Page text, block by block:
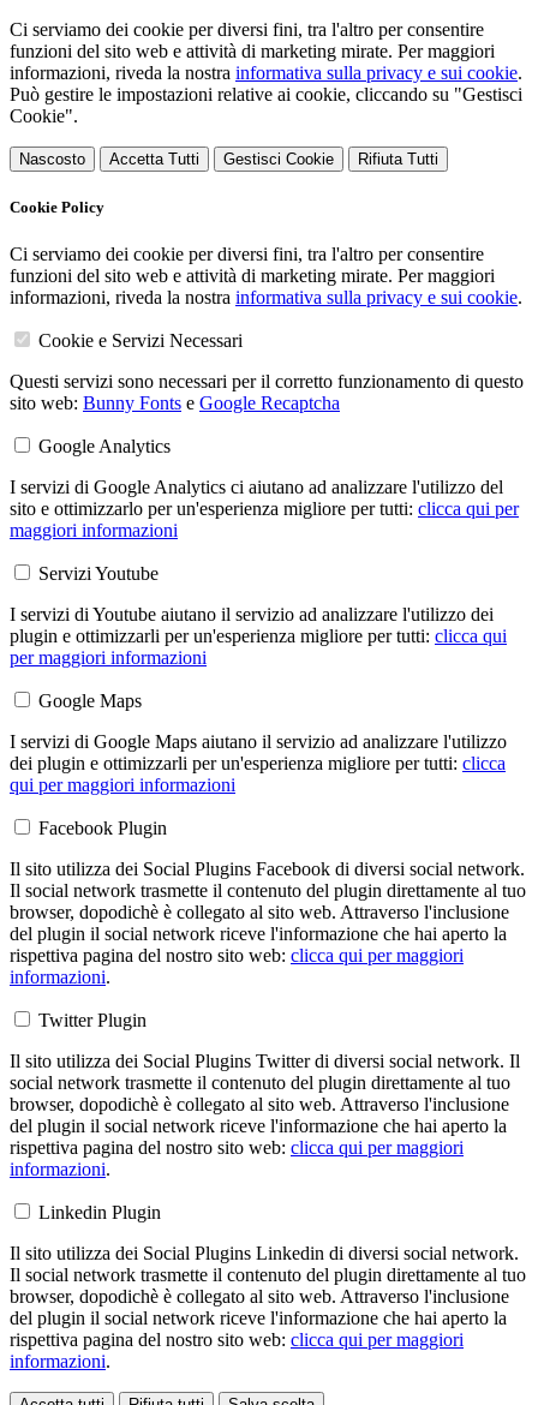
Ci serviamo dei cookie per diversi fini, tra l'altro per consentire
funzioni del sito web e attività di marketing mirate. Per maggiori
informazioni, riveda la nostra informativa sulla privacy e sui cookie.
Può gestire le impostazioni relative ai cookie, cliccando su "Gestisci
Cookie".
Nascosto Accetta Tutti Gestisci Cookie Rifiuta Tutti
Cookie Policy
Ci serviamo dei cookie per diversi fini, tra l'altro per consentire
funzioni del sito web e attività di marketing mirate. Per maggiori
informazioni, riveda la nostra informativa sulla privacy e sui cookie.
Cookie e Servizi Necessari
Questi servizi sono necessari per il corretto funzionamento di questo
sito web: Bunny Fonts e Google Recaptcha
Google Analytics
I servizi di Google Analytics ci aiutano ad analizzare l'utilizzo del
sito e ottimizzarlo per un'esperienza migliore per tutti: clicca qui per
maggiori informazioni
Servizi Youtube
I servizi di Youtube aiutano il servizio ad analizzare l'utilizzo dei
plugin e ottimizzarli per un'esperienza migliore per tutti: clicca qui
per maggiori informazioni
Google Maps
I servizi di Google Maps aiutano il servizio ad analizzare l'utilizzo
dei plugin e ottimizzarli per un'esperienza migliore per tutti: clicca
qui per maggiori informazioni
Facebook Plugin
Il sito utilizza dei Social Plugins Facebook di diversi social network.
Il social network trasmette il contenuto del plugin direttamente al tuo
browser, dopodichè è collegato al sito web. Attraverso l'inclusione
del plugin il social network riceve l'informazione che hai aperto la
rispettiva pagina del nostro sito web: clicca qui per maggiori
informazioni.
Twitter Plugin
Il sito utilizza dei Social Plugins Twitter di diversi social network. Il
social network trasmette il contenuto del plugin direttamente al tuo
browser, dopodichè è collegato al sito web. Attraverso l'inclusione
del plugin il social network riceve l'informazione che hai aperto la
rispettiva pagina del nostro sito web: clicca qui per maggiori
informazioni.
Linkedin Plugin
Il sito utilizza dei Social Plugins Linkedin di diversi social network.
Il social network trasmette il contenuto del plugin direttamente al tuo
browser, dopodichè è collegato al sito web. Attraverso l'inclusione
del plugin il social network riceve l'informazione che hai aperto la
rispettiva pagina del nostro sito web: clicca qui per maggiori
informazioni.